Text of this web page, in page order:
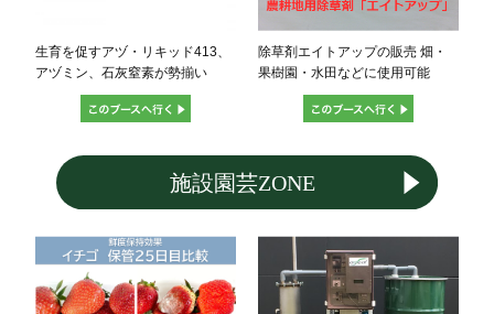
生育を促すアヅ・リキッド413、
アヅミン、石灰窒素が勢揃い
除草剤エイトアップの販売 畑・
果樹園・水田などに使用可能